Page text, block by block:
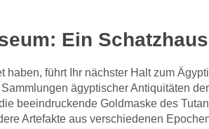
Ein
haben, führt Ihr nächster Halt zum
ägyptischer Antiquitäten
beeindruckende Goldmaske des
Artefakte aus verschiedenen